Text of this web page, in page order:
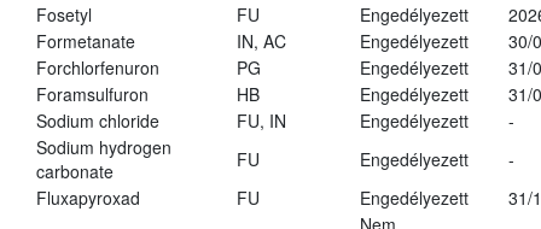
Fosetyl
FU Engedélyezett
Formetanate
IN, AC Engedélyezett
30/
Forchlorfenuron
PG Engedélyezett
31/
Foramsulfuron
HB Engedélyezett
31/
Sodium chloride
FU, IN Engedélyezett
-
Sodium hydrogen
carbonate
FU Engedélyezett
-
Fluxapyroxad
FU Engedélyezett
31/